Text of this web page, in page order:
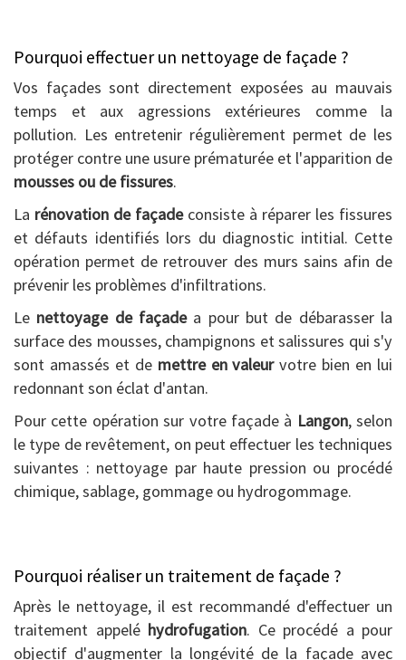
Pourquoi effectuer un nettoyage de façade ?
Vos façades sont directement exposées au mauvais
temps et aux agressions extérieures comme la
pollution. Les entretenir régulièrement permet de les
protéger contre une usure prématurée et l'apparition de
mousses ou de fissures.
La rénovation de façadeconsiste à réparer les fissures
et défauts identifiés lors du diagnostic intitial. Cette
opération permet de retrouver des murs sains afin de
prévenir les problèmes d'infiltrations.
Le nettoyage de façadea pour but de débarasser la
surface des mousses, champignons et salissures qui s'y
sont amassés et de mettre en valeurvotre bien en lui
redonnant son éclat d'antan.
Pour cette opération sur votre façade à Langon, selon
le type de revêtement, on peut effectuer les techniques
suivantes : nettoyage par haute pression ou procédé
chimique, sablage, gommage ou hydrogommage.
Pourquoi réaliser un traitement de façade ?
Après le nettoyage, il est recommandé d'effectuer un
traitement appelé hydrofugation. Ce procédé a pour
objectif d'augmenter la longévité de la façade avec